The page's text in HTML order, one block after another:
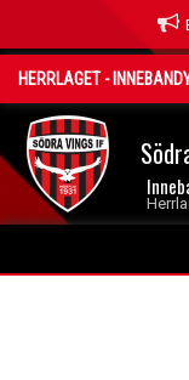
HERRLAGET -